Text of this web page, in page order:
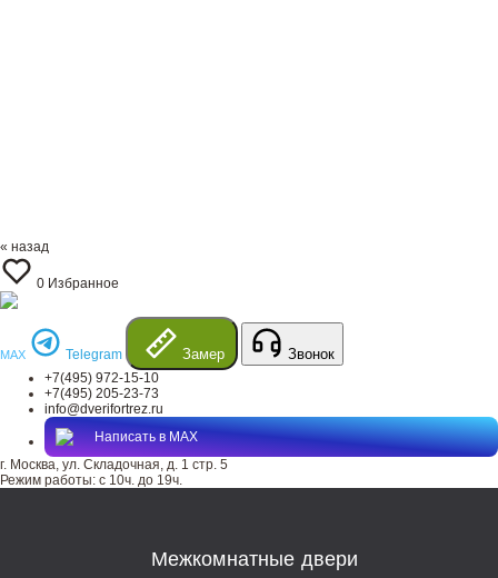
« назад
0 Избранное
MAX Telegram Замер Звонок
+7(495) 972-15-10
+7(495) 205-23-73
info@dverifortrez.ru
Написать в MAX
г. Москва, ул. Складочная, д. 1 стр. 5
Режим работы: с 10ч. до 19ч.
Межкомнатные двери